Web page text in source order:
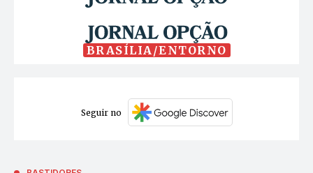
BRASÍLIA/ENTORNO
Seguir no